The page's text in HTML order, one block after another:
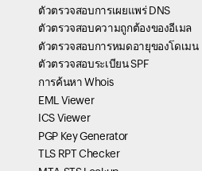
ตัวตรวจสอบการเผยแพร่ DNS
ตัวตรวจสอบความถูกต้องของอีเมล
ตัวตรวจสอบการหมดอายุของโดเมน
ตัวตรวจสอบระเบียน SPF
การค้นหา Whois
EML Viewer
ICS Viewer
PGP Key Generator
TLS RPT Checker